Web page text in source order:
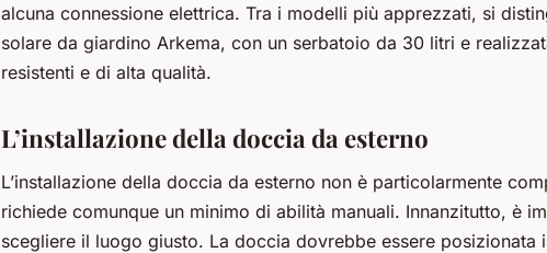
alcuna connessione elettrica. Tra i modelli più apprezzati, si
solare da giardino Arkema, con un serbatoio da 30 litri e
resistenti e di alta qualità.
L’installazione della doccia da esterno
L’installazione della doccia da esterno non è particolarmente
richiede comunque un minimo di abilità manuali. Innanzitutto, è
scegliere il luogo giusto. La doccia dovrebbe essere posizionata